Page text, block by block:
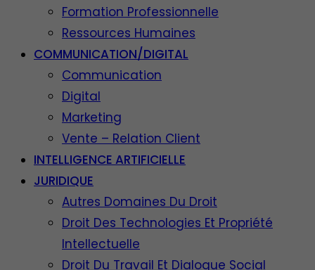
Formation Professionnelle
Ressources Humaines
COMMUNICATION/DIGITAL
Communication
Digital
Marketing
Vente – Relation Client
INTELLIGENCE ARTIFICIELLE
JURIDIQUE
Autres Domaines Du Droit
Droit Des Technologies Et Propriété
Intellectuelle
Droit Du Travail Et Dialogue Social